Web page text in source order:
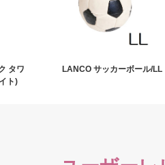
タワ
ト)
LANCO サッカーボール/LL